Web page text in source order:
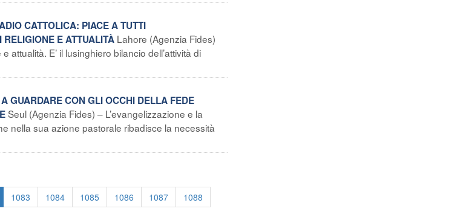
CATTOLICA: PIACE A TUTTI
RELIGIONE E ATTUALITÀ Lahore (Agenzia Fides)
E’ il lusinghiero bilancio dell’attività di
GUARDARE CON GLI OCCHI DELLA FEDE
Seul (Agenzia Fides) – L’evangelizzazione e la
nella sua azione pastorale ribadisce la necessità
1083 1084 1085 1086 1087 1088